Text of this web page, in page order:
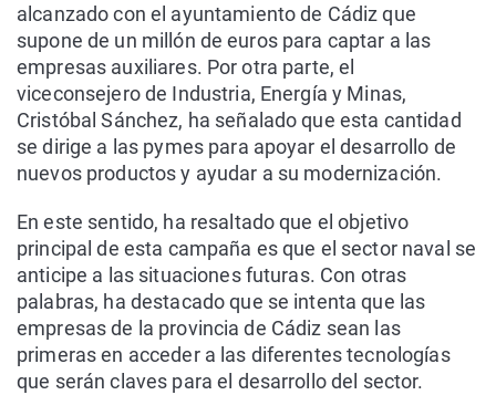
alcanzado con el ayuntamiento de Cádiz que
supone de un millón de euros para captar a las
empresas auxiliares. Por otra parte, el
viceconsejero de Industria, Energía y Minas,
Cristóbal Sánchez, ha señalado que esta cantidad
se dirige a las pymes para apoyar el desarrollo de
nuevos productos y ayudar a su modernización.
En este sentido, ha resaltado que el objetivo
principal de esta campaña es que el sector naval se
anticipe a las situaciones futuras. Con otras
palabras, ha destacado que se intenta que las
empresas de la provincia de Cádiz sean las
primeras en acceder a las diferentes tecnologías
que serán claves para el desarrollo del sector.